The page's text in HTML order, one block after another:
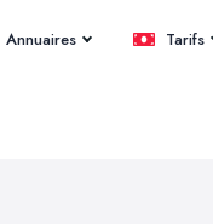
Annuaires Tarifs